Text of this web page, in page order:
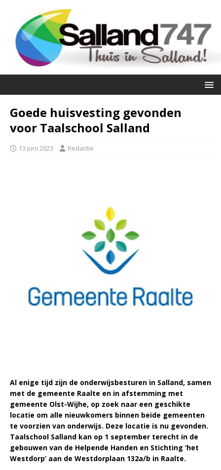
Goede huisvesting gevonden
voor Taalschool Salland
13 juni 2023 Redactie
Al enige tijd zijn de onderwijsbesturen in Salland, samen
met de gemeente Raalte en in afstemming met
gemeente Olst-Wijhe, op zoek naar een geschikte
locatie om alle nieuwkomers binnen beide gemeenten
te voorzien van onderwijs. Deze locatie is nu gevonden.
Taalschool Salland kan op 1 september terecht in de
gebouwen van de Helpende Handen en Stichting ‘het
Westdorp’ aan de Westdorplaan 132a/b in Raalte.